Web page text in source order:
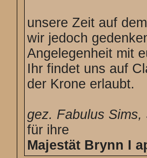
unsere Zeit auf
wir jedoch
Angelegenheit mit
Ihr findet uns auf
der Krone erlaubt.
gez. Fabulus
für ihre
Majestät Brynn I